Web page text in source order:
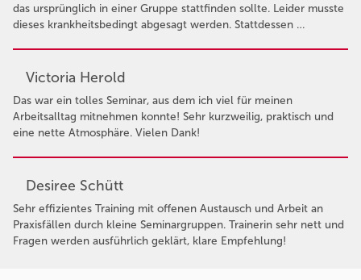
das ursprünglich in einer Gruppe stattfinden sollte. Leider musste
dieses krankheitsbedingt abgesagt werden. Stattdessen …
Victoria Herold
Das war ein tolles Seminar, aus dem ich viel für meinen
Arbeitsalltag mitnehmen konnte! Sehr kurzweilig, praktisch und
eine nette Atmosphäre. Vielen Dank!
Desiree Schütt
Sehr effizientes Training mit offenen Austausch und Arbeit an
Praxisfällen durch kleine Seminargruppen. Trainerin sehr nett und
Fragen werden ausführlich geklärt, klare Empfehlung!